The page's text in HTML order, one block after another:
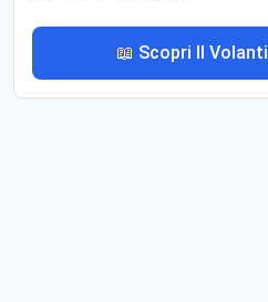
📖 Scopri Il